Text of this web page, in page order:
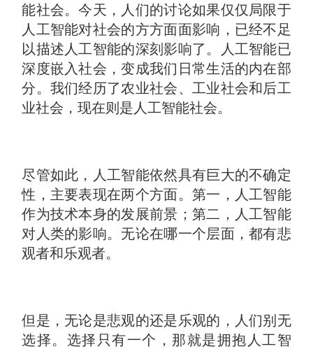
能社会。今天，人们的讨论如果仅仅局限于
人工智能对社会的方方面面影响，已经不足
以描述人工智能的深刻影响了。人工智能已
深度嵌入社会，变成我们日常生活的内在部
分。我们经历了农业社会、工业社会和后工
业社会，现在则是人工智能社会。
尽管如此，人工智能依然具有巨大的不确定
性，主要表现在两个方面。第一，人工智能
作为技术本身的发展前景；第二，人工智能
对人类的影响。无论在哪一个层面，都有悲
观者和乐观者。
但是，无论是悲观的还是乐观的，人们别无
选择。选择只有一个，那就是拥抱人工智